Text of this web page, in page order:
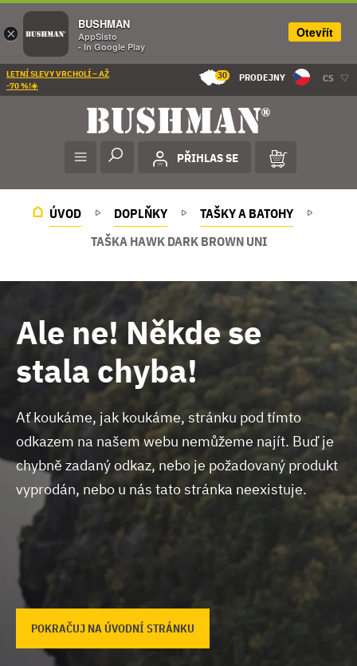
LETNÍ SLEVY VRCHOLÍ – AŽ
-70 %!☀️
30 PRODEJNY CS
PŘIHLAS SE
ÚVOD DOPLŇKY
TAŠKY A BATOHY
TAŠKA HAWK DARK BROWN UNI
Ale ne! Někde se
stala chyba!
Ať koukáme, jak koukáme, stránku pod tímto
odkazem na našem webu nemůžeme najít. Buď je
chybně zadaný odkaz, nebo je požadovaný produkt
vyprodán, nebo u nás tato stránka neexistuje.
POKRAČUJ NA ÚVODNÍ STRÁNKU
×
BUSHMAN
AppSisto
- In Google Play
Otevřít